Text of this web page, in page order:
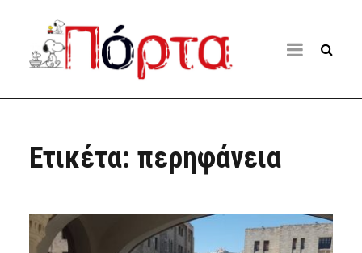
Ετικέτα: περηφάνεια